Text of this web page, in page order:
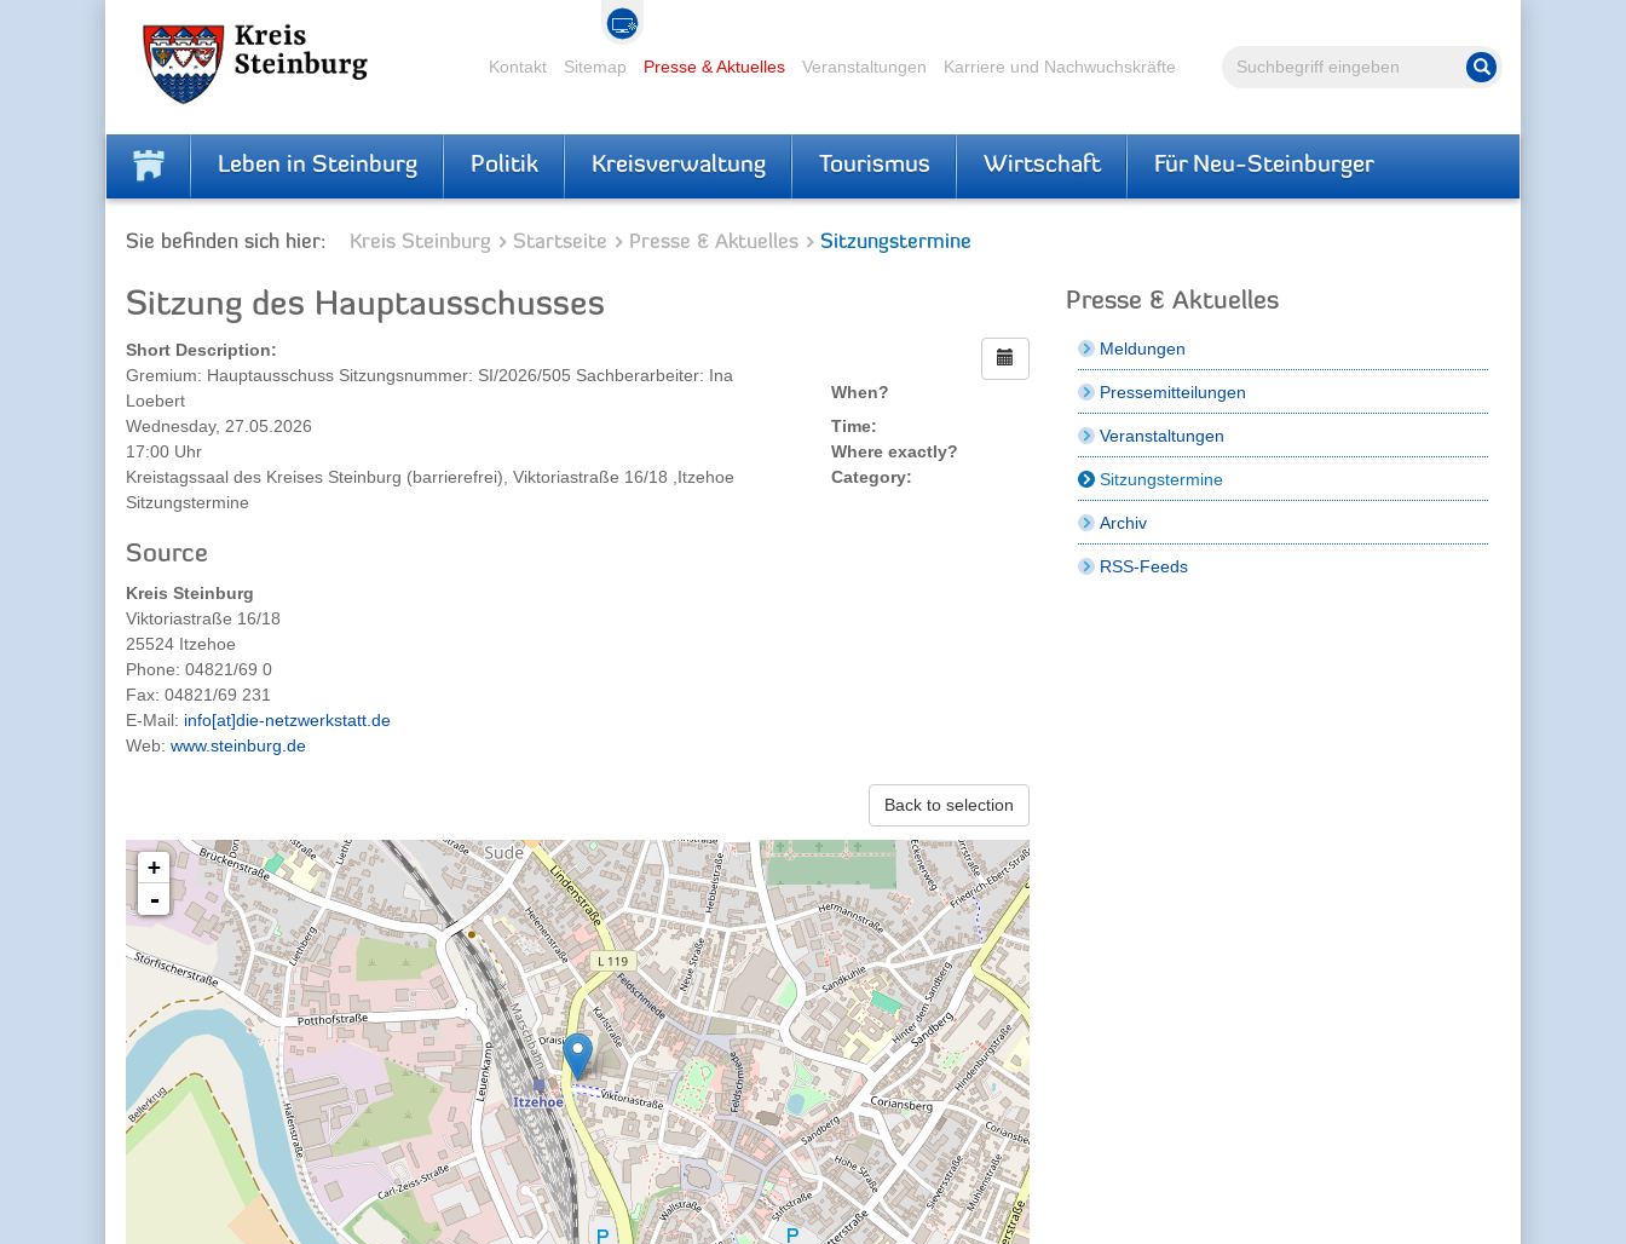
Volltextsuche Suche starten
Kontakt Sitemap Presse & Aktuelles Veranstaltungen Karriere und Nachwuchskräfte
Leben in Steinburg Politik Kreisverwaltung Tourismus Wirtschaft Für Neu-Steinburger
Sie befinden sich hier: Kreis Steinburg Startseite Presse & Aktuelles Sitzungstermine
Sitzung des Hauptausschusses
Short Description:
Gremium: Hauptausschuss Sitzungsnummer: SI/2026/505 Sachberarbeiter: Ina
Loebert
When?
Wednesday, 27.05.2026
Time:
17:00 Uhr
Where exactly?
Kreistagssaal des Kreises Steinburg (barrierefrei), Viktoriastraße 16/18 ,Itzehoe
Category:
Sitzungstermine
Source
Kreis Steinburg
Viktoriastraße 16/18
25524 Itzehoe
Phone: 04821/69 0
Fax: 04821/69 231
E-Mail: info[at]die-netzwerkstatt.de
Web: www.steinburg.de
Back to selection
+
-
Presse & Aktuelles
Meldungen
Pressemitteilungen
Veranstaltungen
Sitzungstermine
Archiv
RSS-Feeds